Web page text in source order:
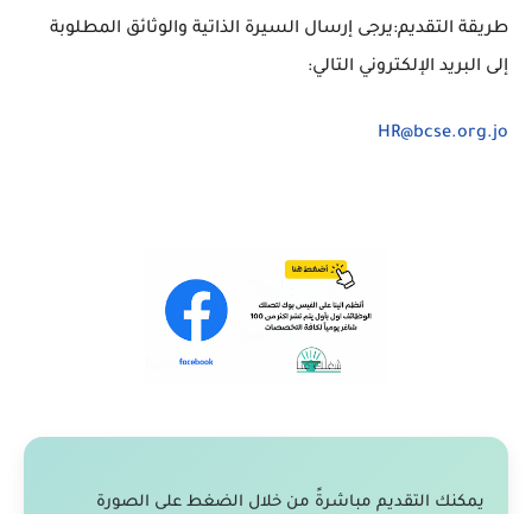
طريقة التقديم:يرجى إرسال السيرة الذاتية والوثائق المطلوبة
إلى البريد الإلكتروني التالي:
HR@bcse.org.jo
يمكنك التقديم مباشرةً من خلال الضغط على الصورة